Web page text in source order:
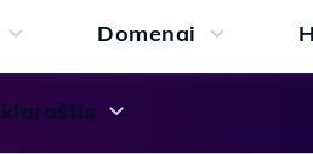
Domenai